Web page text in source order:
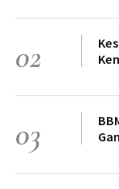
02
03